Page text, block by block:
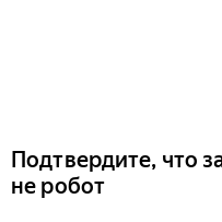
Подтвердите, что
не робот